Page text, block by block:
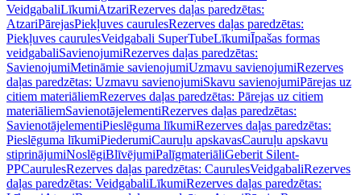
VeidgabaliLīkumiAtzariRezerves daļas paredzētas:
AtzariPārejasPiekļuves caurulesRezerves daļas paredzētas:
Piekļuves caurulesVeidgabali SuperTubeLīkumiĪpašas formas
veidgabaliSavienojumiRezerves daļas paredzētas:
SavienojumiMetināmie savienojumiUzmavu savienojumiRezerves
daļas paredzētas: Uzmavu savienojumiSkavu savienojumiPārejas uz
citiem materiāliemRezerves daļas paredzētas: Pārejas uz citiem
materiāliemSavienotājelementiRezerves daļas paredzētas:
SavienotājelementiPieslēguma līkumiRezerves daļas paredzētas:
Pieslēguma līkumiPiederumiCauruļu apskavasCauruļu apskavu
stiprinājumiNoslēgiBlīvējumiPalīgmateriāliGeberit Silent-
PPCaurulesRezerves daļas paredzētas: CaurulesVeidgabaliRezerves
daļas paredzētas: VeidgabaliLīkumiRezerves daļas paredzētas: